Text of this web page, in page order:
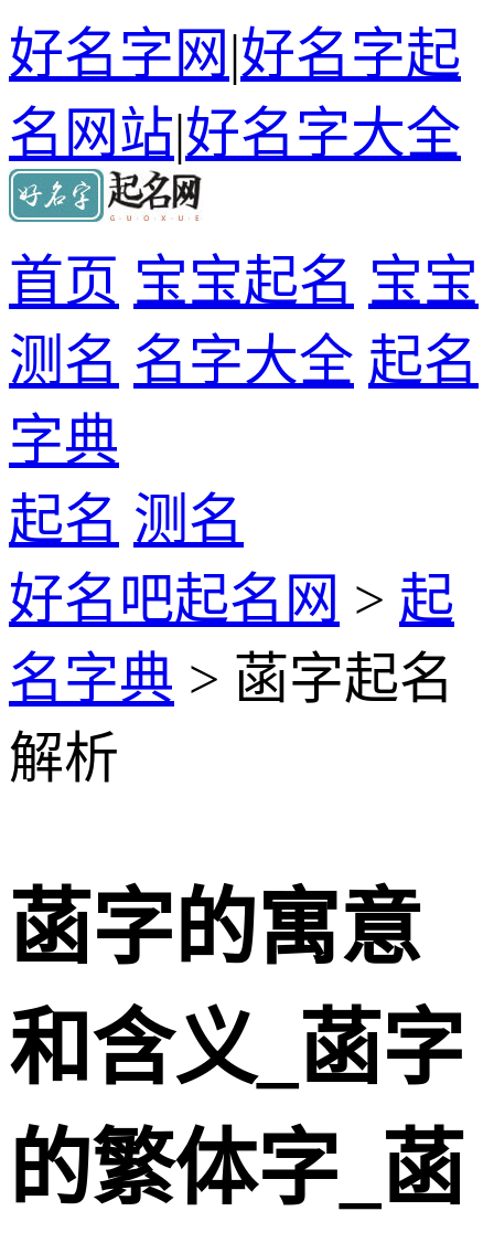
好名字网|好名字起
名网站|好名字大全
首页 宝宝起名 宝宝
测名 名字大全 起名
字典
起名 测名
好名吧起名网 > 起
名字典 > 菡字起名
解析
菡字的寓意
和含义_菡字
的繁体字_菡